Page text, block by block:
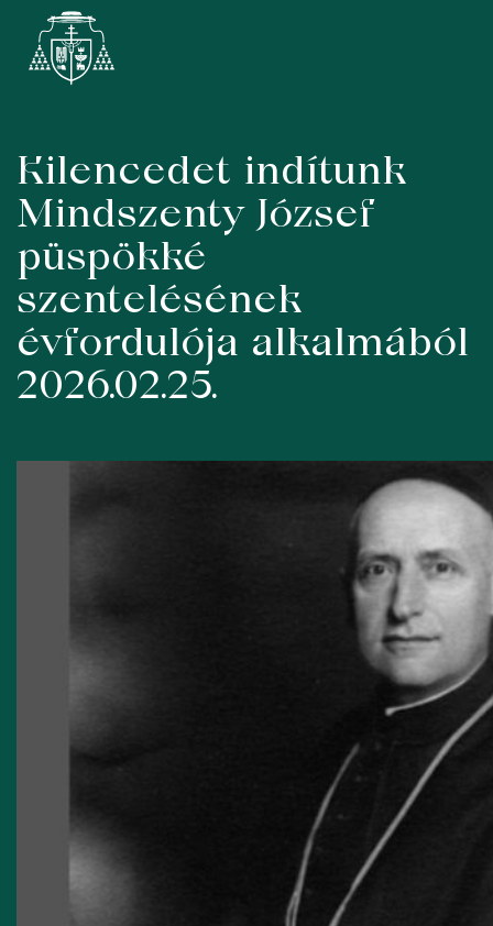
Skip
content
Kilencedet indítunk
Mindszenty József
püspökké
szentelésének
évfordulója alkalmából
2026.02.25.